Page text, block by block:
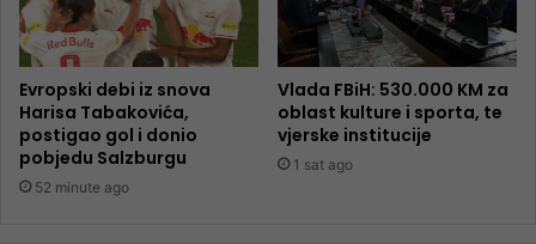
Evropski debi iz snova
Harisa Tabakovića,
postigao gol i donio
pobjedu Salzburgu
52 minute ago
Vlada FBiH: 530.000 KM za
oblast kulture i sporta, te
vjerske institucije
1 sat ago